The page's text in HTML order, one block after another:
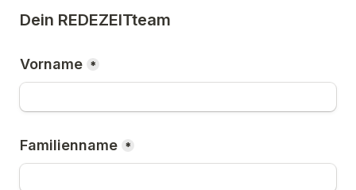
Dein REDEZEITteam
Vorname *
Familienname *